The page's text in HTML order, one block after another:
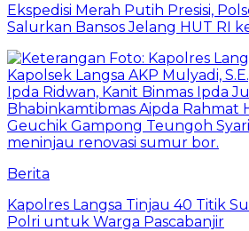
Ekspedisi Merah Putih Presisi,
Salurkan Bansos Jelang HUT RI
Berita
Kapolres Langsa Tinjau 40 Titik
Polri untuk Warga Pascabanjir